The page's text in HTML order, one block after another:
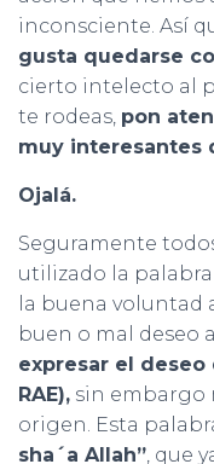
inconsciente. Así
gusta quedarse
cierto intelecto al
te rodeas, pon
muy interesantes
Ojalá.
Seguramente
utilizado la palabra
la buena voluntad
buen o mal deseo
expresar el
RAE), sin embargo
origen. Esta
sha´a Allah”, que